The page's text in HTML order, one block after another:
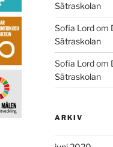
Sätraskolan
Sofia Lordom
Sätraskolan
Sofia Lordom
Sätraskolan
ARKIV